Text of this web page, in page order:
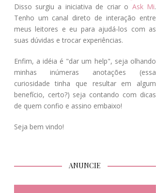
Disso surgiu a iniciativa de criar o Ask Mi.
Tenho um canal direto de interação entre
meus leitores e eu para ajudá-los com as
suas dúvidas e trocar experiências.
Enfim, a idéia é "dar um help", seja olhando
minhas inúmeras anotações (essa
curiosidade tinha que resultar em algum
benefício, certo?) seja contando com dicas
de quem confio e assino embaixo!
Seja bem vindo!
ANUNCIE